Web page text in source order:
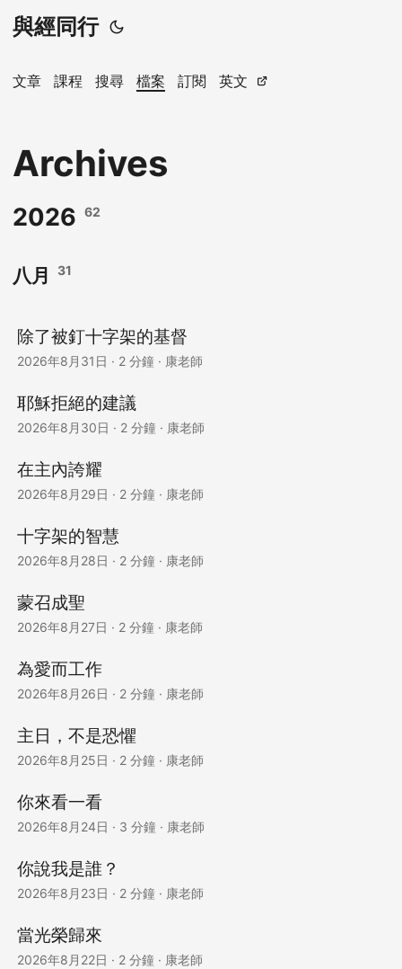
與經同行
文章 課程 搜尋 檔案 訂閱 英文
Archives
2026 62
八月 31
除了被釘十字架的基督
2026年8月31日 · 2 分鐘 · 康老師
耶穌拒絕的建議
2026年8月30日 · 2 分鐘 · 康老師
在主內誇耀
2026年8月29日 · 2 分鐘 · 康老師
十字架的智慧
2026年8月28日 · 2 分鐘 · 康老師
蒙召成聖
2026年8月27日 · 2 分鐘 · 康老師
為愛而工作
2026年8月26日 · 2 分鐘 · 康老師
主日，不是恐懼
2026年8月25日 · 2 分鐘 · 康老師
你來看一看
2026年8月24日 · 3 分鐘 · 康老師
你說我是誰？
2026年8月23日 · 2 分鐘 · 康老師
當光榮歸來
2026年8月22日 · 2 分鐘 · 康老師